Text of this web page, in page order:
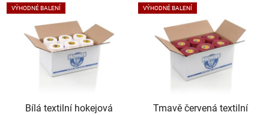
VÝHODNÉ BALENÍ
Bílá textilní hokejová
VÝHODNÉ BALENÍ
Tmavě červená textilní